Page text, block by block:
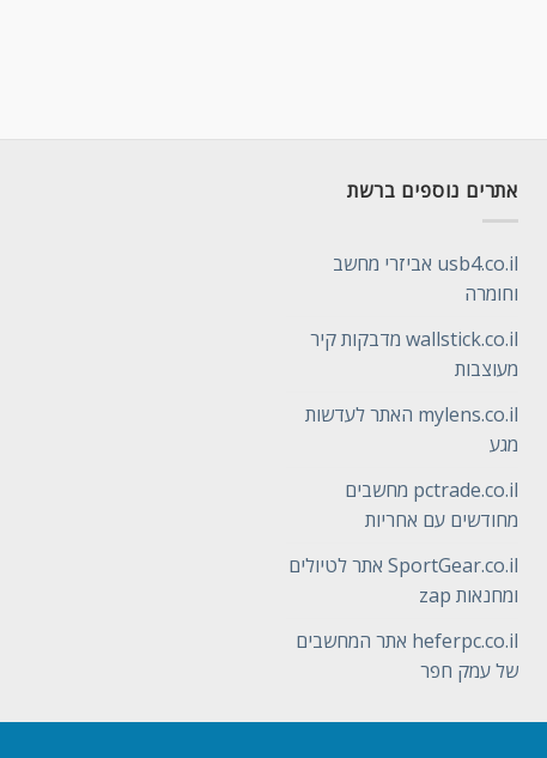
אתרים נוספים ברשת
usb4.co.il אביזרי מחשב
וחומרה
wallstick.co.il מדבקות קיר
מעוצבות
mylens.co.il האתר לעדשות
מגע
pctrade.co.il מחשבים
מחודשים עם אחריות
SportGear.co.il אתר לטיולים
ומחנאות zap
heferpc.co.il אתר המחשבים
של עמק חפר